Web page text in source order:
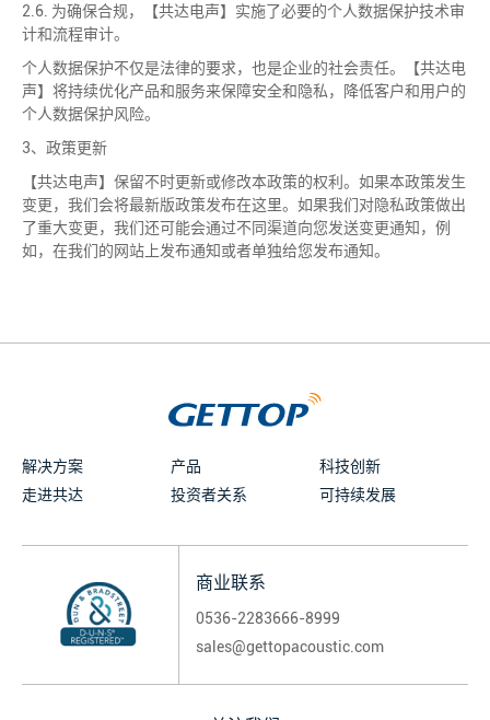
2.6. 为确保合规，【共达电声】实施了必要的个人数据保护技术审
计和流程审计。
个人数据保护不仅是法律的要求，也是企业的社会责任。【共达电
声】将持续优化产品和服务来保障安全和隐私，降低客户和用户的
个人数据保护风险。
3、政策更新
【共达电声】保留不时更新或修改本政策的权利。如果本政策发生
变更，我们会将最新版政策发布在这里。如果我们对隐私政策做出
了重大变更，我们还可能会通过不同渠道向您发送变更通知，例
如，在我们的网站上发布通知或者单独给您发布通知。
解决方案 产品
科技创新
走进共达
投资者关系 可持续发展
商业联系
0536-2283666-8999
sales@gettopacoustic.com